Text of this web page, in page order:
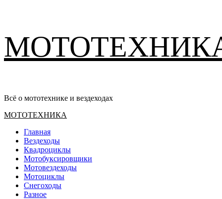
содержимому
Всё о мототехнике и вездеходах
Основное
МОТОТЕХНИКА
Главная
Вездеходы
Квадроциклы
Мотобуксировщики
Мотовездеходы
Мотоциклы
Снегоходы
Разное